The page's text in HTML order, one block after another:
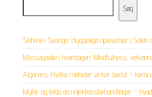
Søg
Skiferie i Sverige: Hyggelige oplevelser i Sälen
Massageolie i hverdagen: Mindfulness,
Algerens: Hvilke metoder virker bedst – kemi
Myter og fakta om injektionsbehandlinger –